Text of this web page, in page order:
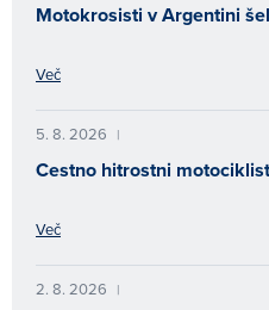
Motokrosisti v Argentini
Več
5. 8. 2026 |
Cestno hitrostni
Več
2. 8. 2026 |